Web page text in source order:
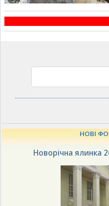
НОВІ
Новорічна ялинка